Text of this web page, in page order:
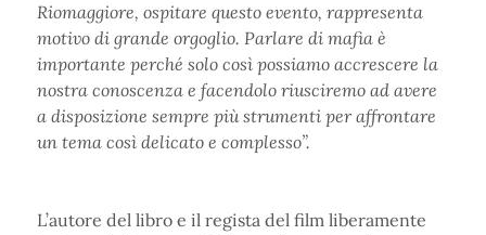
Riomaggiore, ospitare questo evento, rappresenta
motivo di grande orgoglio. Parlare di mafia è
importante perché solo così possiamo accrescere la
nostra conoscenza e facendolo riusciremo ad avere
a disposizione sempre più strumenti per affrontare
un tema così delicato e complesso”.
L’autore del libro e il regista del film liberamente